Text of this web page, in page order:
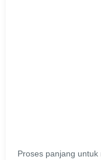
Proses panjang